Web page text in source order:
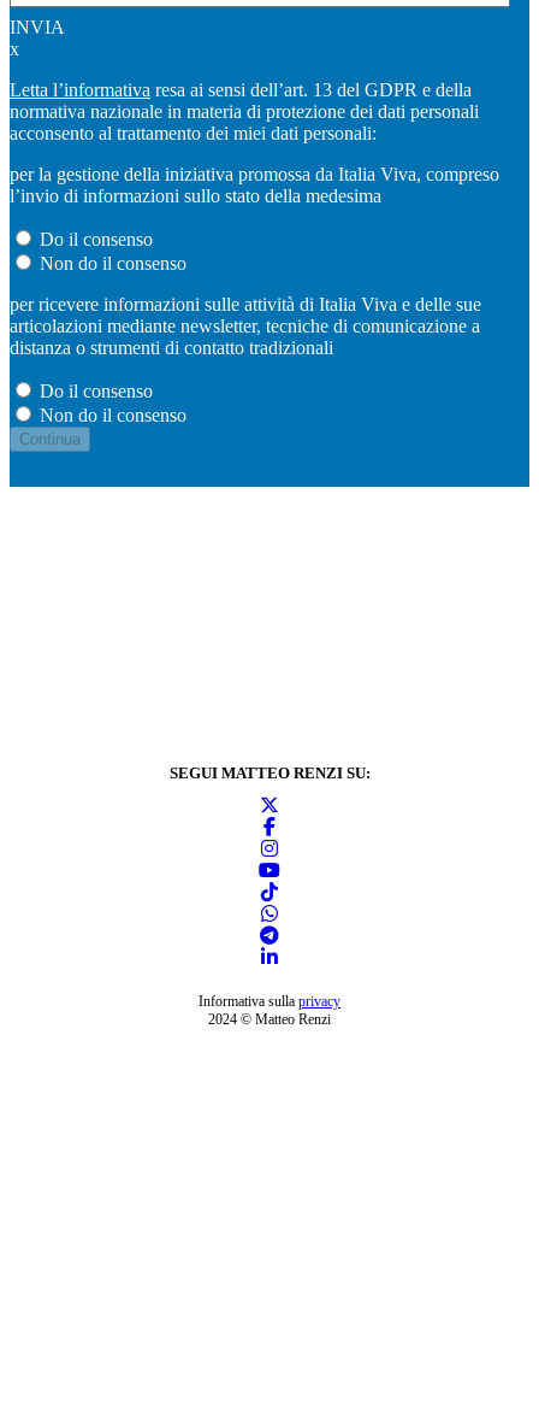
INVIA
x
Letta l’informativa resa ai sensi dell’art. 13 del GDPR e della
normativa nazionale in materia di protezione dei dati personali
acconsento al trattamento dei miei dati personali:
per la gestione della iniziativa promossa da Italia Viva, compreso
l’invio di informazioni sullo stato della medesima
Do il consenso
Non do il consenso
per ricevere informazioni sulle attività di Italia Viva e delle sue
articolazioni mediante newsletter, tecniche di comunicazione a
distanza o strumenti di contatto tradizionali
Do il consenso
Non do il consenso
SEGUI MATTEO RENZI SU:
Informativa sulla privacy
2024 © Matteo Renzi